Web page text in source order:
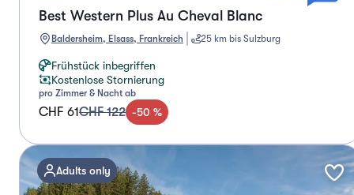
Best Western Plus Au Cheval Blanc
Baldersheim, Elsass, Frankreich 25 km bis Sulzburg
Frühstück inbegriffen
Kostenlose Stornierung
pro Zimmer & Nacht ab
CHF 61CHF 122 -50 %
Adults only